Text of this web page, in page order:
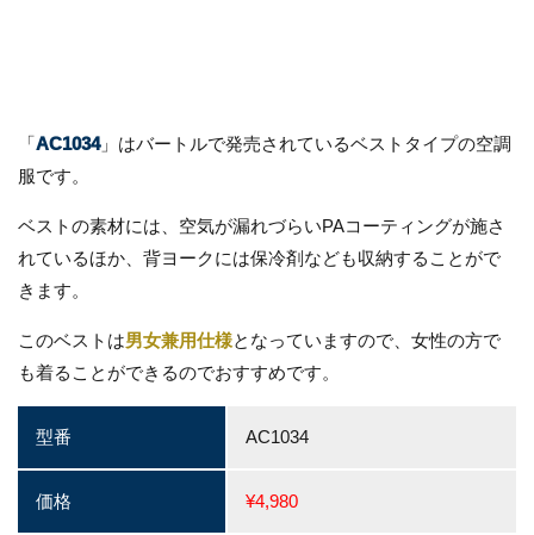
「AC1034」はバートルで発売されているベストタイプの空調
服です。
ベストの素材には、空気が漏れづらいPAコーティングが施さ
れているほか、背ヨークには保冷剤なども収納することがで
きます。
このベストは男女兼用仕様となっていますので、女性の方で
も着ることができるのでおすすめです。
型番 AC1034
価格 ¥4,980